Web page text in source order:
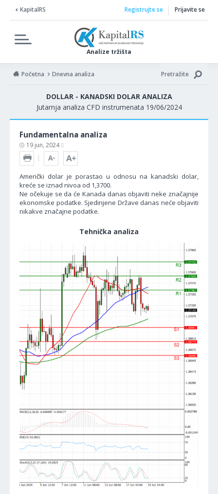
KapitalRS
Analize tržišta
Registrujte se Prijavite se
Početna Dnevna analiza Pretražite
DOLLAR - KANADSKI DOLAR ANALIZA
Jutarnja analiza CFD instrumenata 19/06/2024
Fundamentalna analiza
19 jun, 2024
Američki dolar je porastao u odnosu na kanadski dolar,
kreće se iznad nivoa od 1,3700.
Ne očekuje se da će Kanada danas objaviti neke značajnije
ekonomske podatke. Sjedinjene Države danas neće objaviti
nikakve značajne podatke.
Tehnička analiza